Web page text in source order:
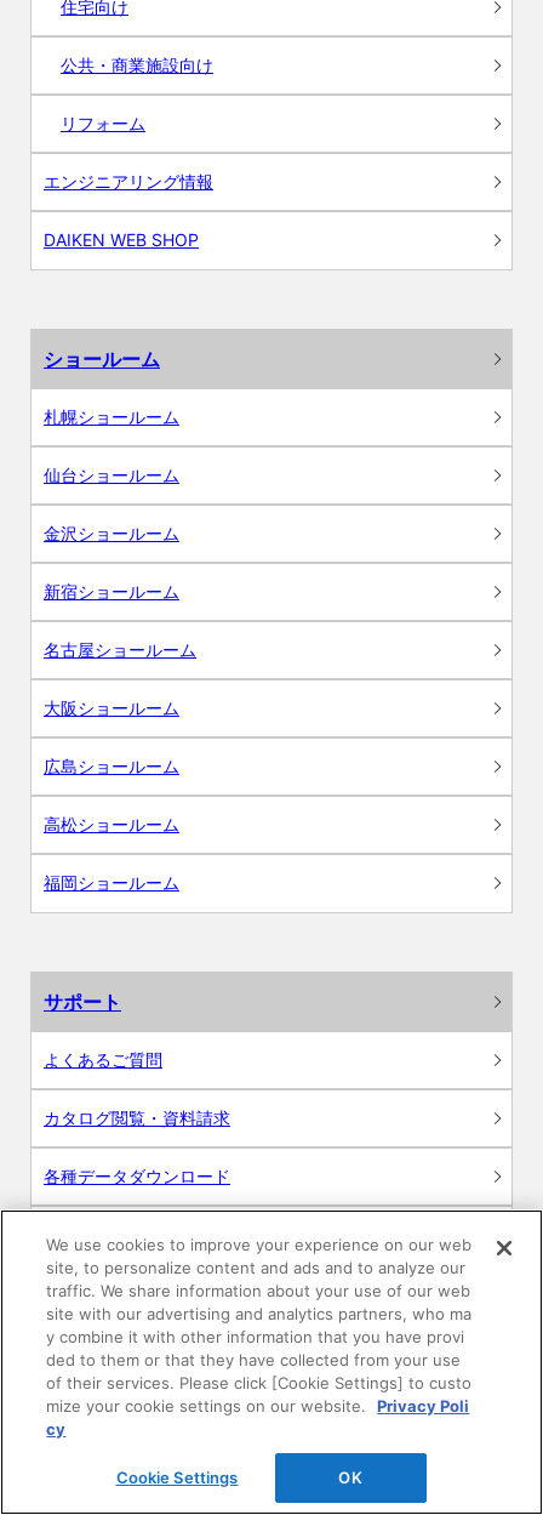
住宅向け
公共・商業施設向け
リフォーム
エンジニアリング情報
DAIKEN WEB SHOP
ショールーム
札幌ショールーム
仙台ショールーム
金沢ショールーム
新宿ショールーム
名古屋ショールーム
大阪ショールーム
広島ショールーム
高松ショールーム
福岡ショールーム
サポート
よくあるご質問
カタログ閲覧・資料請求
各種データダウンロード
WEB見積・各種シミュレーション
交換用部品の購入
修理・点検
お問い合わせ
We use cookies to improve your experience on our web
site, to personalize content and ads and to analyze our
traffic. We share information about your use of our web
site with our advertising and analytics partners, who ma
y combine it with other information that you have provi
ded to them or that they have collected from your use
of their services. Please click [Cookie Settings] to custo
mize your cookie settings on our website.
Privacy Poli
cy
Cookie Settings OK